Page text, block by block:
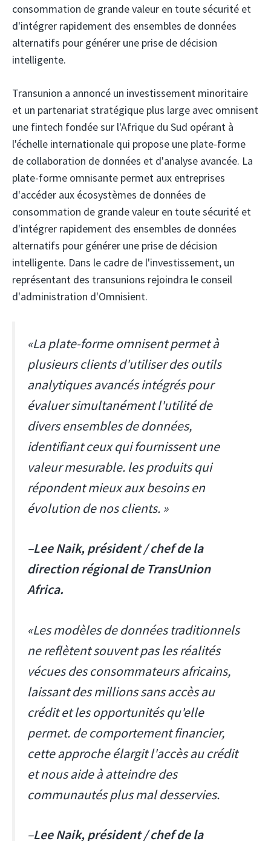
consommation de grande valeur en toute sécurité et
d'intégrer rapidement des ensembles de données
alternatifs pour générer une prise de décision
intelligente.
Transunion a annoncé un investissement minoritaire
et un partenariat stratégique plus large avec omnisent
une fintech fondée sur l'Afrique du Sud opérant à
l'échelle internationale qui propose une plate-forme
de collaboration de données et d'analyse avancée. La
plate-forme omnisante permet aux entreprises
d'accéder aux écosystèmes de données de
consommation de grande valeur en toute sécurité et
d'intégrer rapidement des ensembles de données
alternatifs pour générer une prise de décision
intelligente. Dans le cadre de l'investissement, un
représentant des transunions rejoindra le conseil
d'administration d'Omnisient.
«La plate-forme omnisent permet à
plusieurs clients d'utiliser des outils
analytiques avancés intégrés pour
évaluer simultanément l'utilité de
divers ensembles de données,
identifiant ceux qui fournissent une
valeur mesurable. les produits qui
répondent mieux aux besoins en
évolution de nos clients. »
–Lee Naik, président / chef de la
direction régional de TransUnion
Africa.
«Les modèles de données traditionnels
ne reflètent souvent pas les réalités
vécues des consommateurs africains,
laissant des millions sans accès au
crédit et les opportunités qu'elle
permet. de comportement financier,
cette approche élargit l'accès au crédit
et nous aide à atteindre des
communautés plus mal desservies.
–Lee Naik, président / chef de la